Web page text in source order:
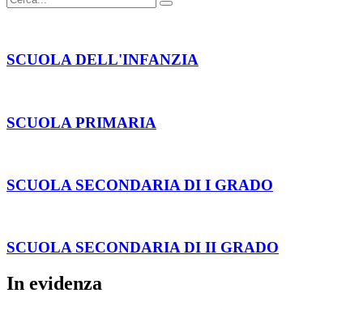
SCUOLA DELL'INFANZIA
SCUOLA PRIMARIA
SCUOLA SECONDARIA DI I GRADO
SCUOLA SECONDARIA DI II GRADO
In evidenza